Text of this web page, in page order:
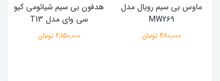
ماوس بی سیم رویال مدل
MW269
480,000 تومان
هدفون بی سیم شیائومی کیو
سی وای مدل T13
2,150,000 تومان